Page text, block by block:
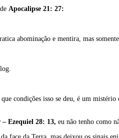
Apocalipse 21: 27:
abominação e mentira, mas
condições isso se deu, é um
Ezequiel 28: 13, eu não tenho como